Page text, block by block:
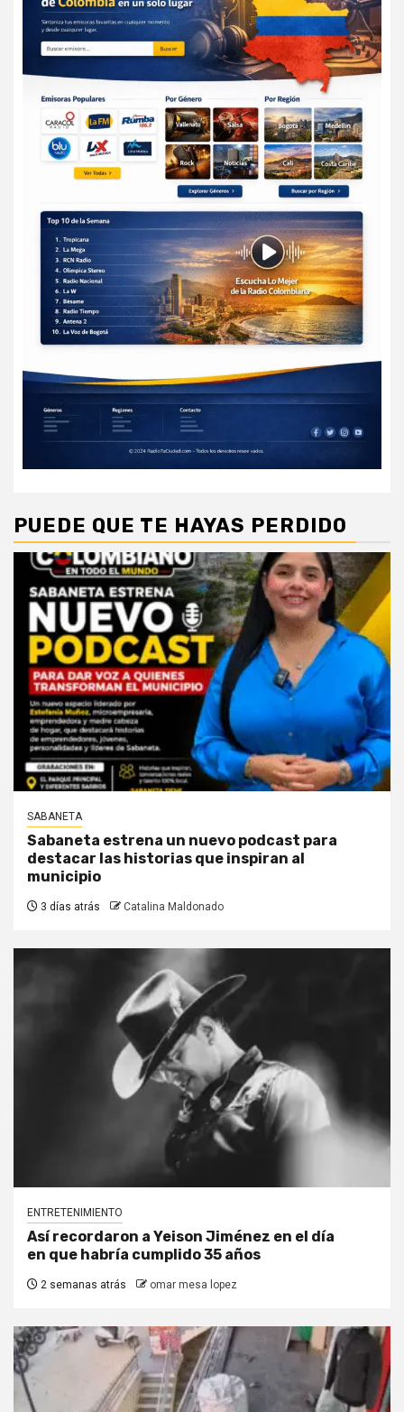
PUEDE QUE TE HAYAS PERDIDO
SABANETA
Sabaneta estrena un nuevo podcast para
destacar las historias que inspiran al
municipio
3 días atrás Catalina Maldonado
ENTRETENIMIENTO
Así recordaron a Yeison Jiménez en el día
en que habría cumplido 35 años
2 semanas atrás omar mesa lopez